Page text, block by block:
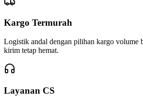
Kargo Termurah
Logistik andal dengan pilihan kargo volume
kirim tetap hemat.
Layanan CS